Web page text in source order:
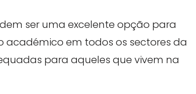
ser uma excelente opção para
académico em todos os sectores da
para aqueles que vivem na